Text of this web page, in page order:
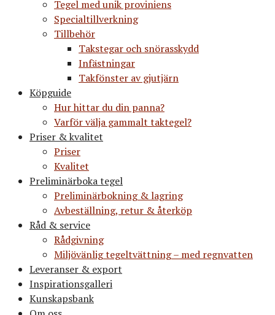
Tegel med unik proviniens
Specialtillverkning
Tillbehör
Takstegar och snörasskydd
Infästningar
Takfönster av gjutjärn
Köpguide
Hur hittar du din panna?
Varför välja gammalt taktegel?
Priser & kvalitet
Priser
Kvalitet
Preliminärboka tegel
Preliminärbokning & lagring
Avbeställning, retur & återköp
Råd & service
Rådgivning
Miljövänlig tegeltvättning – med regnvatten
Leveranser & export
Inspirationsgalleri
Kunskapsbank